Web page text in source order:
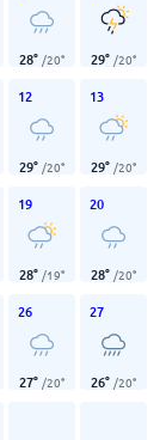
28° /20° 29° /20°
12
29° /20°
13
29° /20°
19
28° /19°
20
28° /20°
26
27° /20°
27
26° /20°